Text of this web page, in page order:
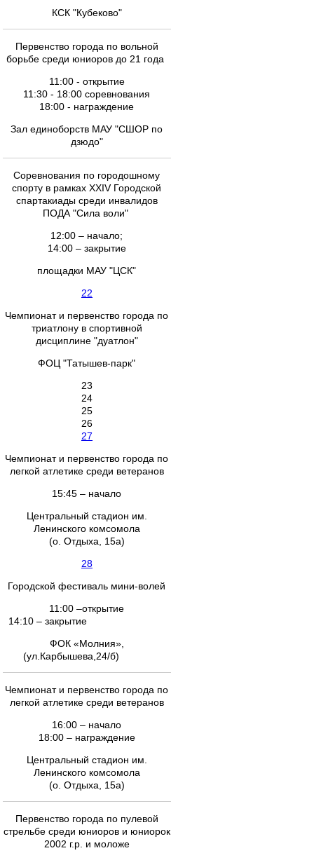
КСК "Кубеково"
Первенство города по вольной
борьбе среди юниоров до 21 года
11:00 - открытие
11:30 - 18:00 соревнования
18:00 - награждение
Зал единоборств МАУ "СШОР по
дзюдо"
Соревнования по городошному
спорту в рамках XXIV Городской
спартакиады среди инвалидов
ПОДА "Сила воли"
12:00 – начало;
14:00 – закрытие
площадки МАУ "ЦСК"
22
Чемпионат и первенство города по
триатлону в спортивной
дисциплине "дуатлон"
ФОЦ "Татышев-парк"
23
24
25
26
27
Чемпионат и первенство города по
легкой атлетике среди ветеранов
15:45 – начало
Центральный стадион им.
Ленинского комсомола
(о. Отдыха, 15а)
28
Городской фестиваль мини-волей
11:00 –открытие
14:10 – закрытие
ФОК «Молния»,
(ул.Карбышева,24/б)
Чемпионат и первенство города по
легкой атлетике среди ветеранов
16:00 – начало
18:00 – награждение
Центральный стадион им.
Ленинского комсомола
(о. Отдыха, 15а)
Первенство города по пулевой
стрельбе среди юниоров и юниорок
2002 г.р. и моложе